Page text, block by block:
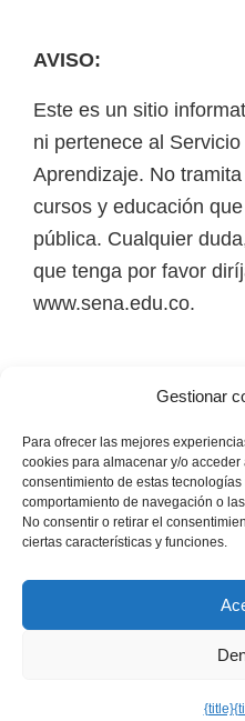
AVISO:
Este es un sitio
ni pertenece al
Aprendizaje. No
cursos y educación
pública. Cualquier
que tenga por favor
www.sena.edu.co.
nombres comerciales,
e imágenes
propietarios.
Mapa del Sitio
Copyright © 2026 ·
Gestionar
Para ofrecer las mejores
cookies para almacenar y/o
consentimiento de estas
comportamiento de navegación o
No consentir o retirar el
ciertas características y funciones.
{title}